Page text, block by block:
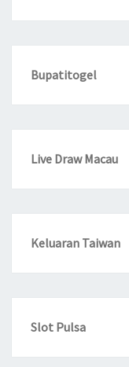
Bupatitogel
Live Draw Macau
Keluaran Taiwan
Slot Pulsa